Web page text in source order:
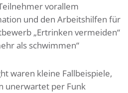
vorallem
und den Arbeitshilfen für
„Ertrinken vermeiden“
als schwimmen“
waren kleine Fallbeispiele,
unerwartet per Funk